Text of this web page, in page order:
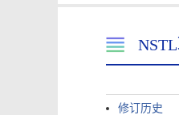
修订历史